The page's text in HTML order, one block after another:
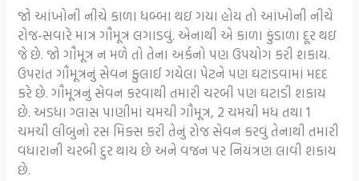
જો આંખોની નીચે કાળા ધબ્બા થઇ ગયા હોય તો આંખોની નીચે
રોજ-સવારે માત્ર ગૌમૂત્ર લગાડવું. એનાથી એ કાળા કુંડાળા દૂર થઇ
જે છે. જો ગૌમૂત્ર ન મળે તો તેના અર્કનો પણ ઉપયોગ કરી શકાય.
ઉપરાંત ગૌમૂત્રનું સેવન ફુલાઈ ગયેલા પેટને પણ ઘટાડવામાં મદદ
કરે છે. ગૌમૂત્રનું સેવન કરવાથી તમારી ચરબી પણ ઘટાડી શકાય
છે. અડધા ગ્લાસ પાણીમાં ચમચી ગૌમૂત્ર, 2 ચમચી મધ તથા 1
ચમચી લીંબુનો રસ મિક્સ કરી તેનું રોજ સેવન કરવું તેનાથી તમારી
વધારાની ચરબી દુર થાય છે અને વજન પર નિયંત્રણ લાવી શકાય
છે.